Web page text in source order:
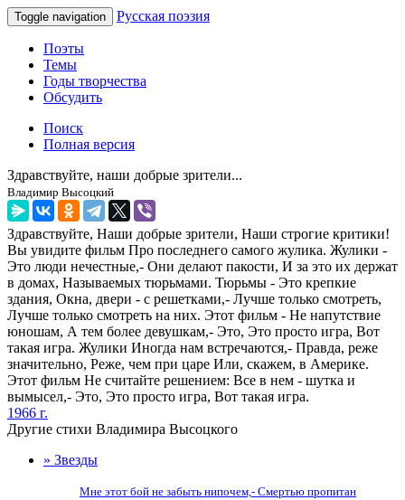
Toggle navigation Русская поэзия
Поэты
Темы
Годы творчества
Обсудить
Поиск
Полная версия
Здравствуйте, наши добрые зрители...
Владимир Высоцкий
Здравствуйте, Наши добрые зрители, Наши строгие критики!
Вы увидите фильм Про последнего самого жулика. Жулики -
Это люди нечестные,- Они делают пакости, И за это их держат
в домах, Называемых тюрьмами. Тюрьмы - Это крепкие
здания, Окна, двери - с решетками,- Лучше только смотреть,
Лучше только смотреть на них. Этот фильм - Не напутствие
юношам, А тем более девушкам,- Это, Это просто игра, Вот
такая игра. Жулики Иногда нам встречаются,- Правда, реже
значительно, Реже, чем при царе Или, скажем, в Америке.
Этот фильм Не считайте решением: Все в нем - шутка и
вымысел,- Это, Это просто игра, Вот такая игра.
1966 г.
Другие стихи Владимира Высоцкого
» Звезды
Мне этот бой не забыть нипочем,- Смертью пропитан